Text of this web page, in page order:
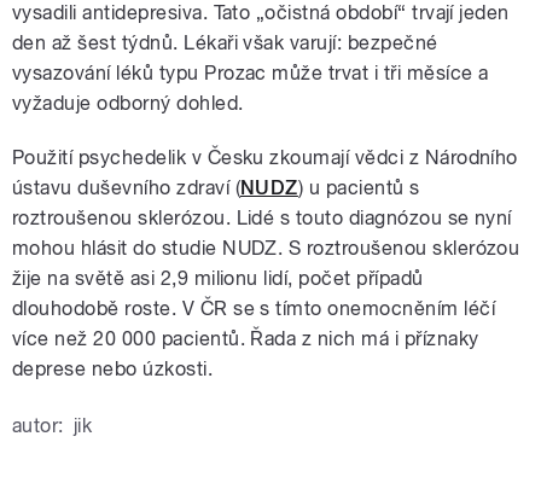
vysadili antidepresiva. Tato „očistná období“ trvají jeden
den až šest týdnů. Lékaři však varují: bezpečné
vysazování léků typu Prozac může trvat i tři měsíce a
vyžaduje odborný dohled.
Použití psychedelik v Česku zkoumají vědci z Národního
ústavu duševního zdraví (NUDZ) u pacientů s
roztroušenou sklerózou. Lidé s touto diagnózou se nyní
mohou hlásit do studie NUDZ. S roztroušenou sklerózou
žije na světě asi 2,9 milionu lidí, počet případů
dlouhodobě roste. V ČR se s tímto onemocněním léčí
více než 20 000 pacientů. Řada z nich má i příznaky
deprese nebo úzkosti.
autor: jik